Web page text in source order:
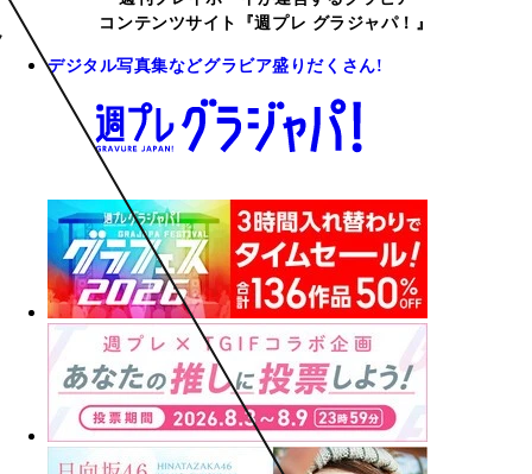
コンテンツサイト『週プレ グラジャパ！』
デジタル写真集などグラビア盛りだくさん!